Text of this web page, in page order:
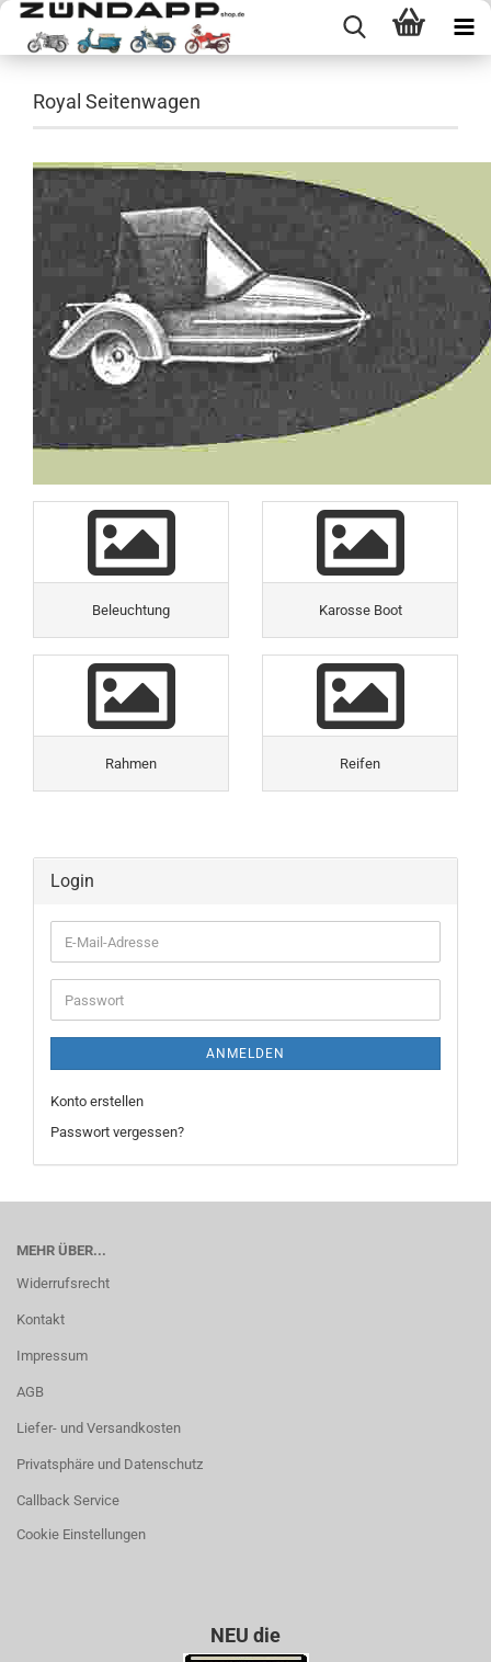
Royal Seitenwagen
Beleuchtung Karosse Boot
Rahmen Reifen
Login
E-
Mail-
Adresse
Passwort
ANMELDEN
Konto erstellen
Passwort vergessen?
MEHR ÜBER...
Widerrufsrecht
Kontakt
Impressum
AGB
Liefer- und Versandkosten
Privatsphäre und Datenschutz
Callback Service
Cookie Einstellungen
NEU die